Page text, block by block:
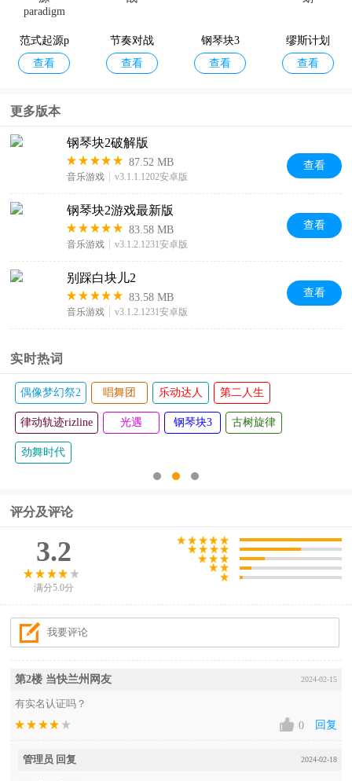
符
查看
范式起源p
aradigm
查看
节奏对战
查看
钢琴块3
查看
缪斯计划
查看
更多版本
钢琴块2破解版
87.52 MB
音乐游戏 v3.1.1.1202安卓版
查看
钢琴块2游戏最新版
83.58 MB
音乐游戏 v3.1.2.1231安卓版
查看
别踩白块儿2
83.58 MB
音乐游戏 v3.1.2.1231安卓版
查看
实时热词
滚动的天空 韵律原点 rhythm hive节奏蜂巢
节奏人生
评分及评论
3.2
满分5.0分
第2楼 当快兰州网友 2024-02-15
有实名认证吗？
0
回复
管理员 回复 2024-02-18